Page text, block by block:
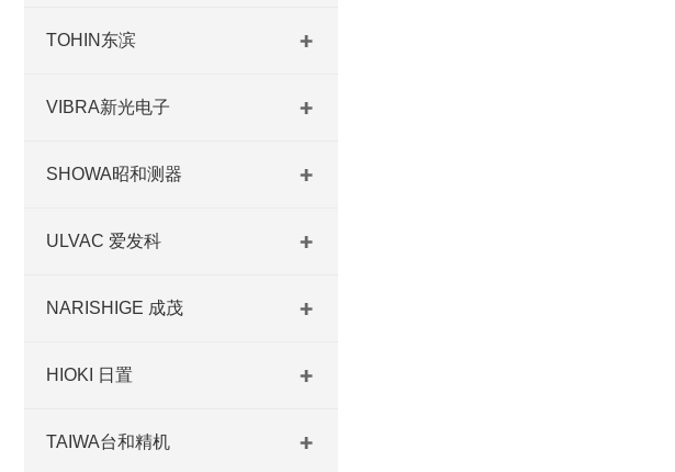
TOHIN东滨
VIBRA新光电子
SHOWA昭和测器
ULVAC 爱发科
NARISHIGE 成茂
HIOKI 日置
TAIWA台和精机